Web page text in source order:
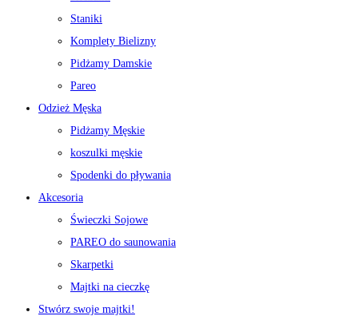
Staniki
Komplety Bielizny
Pidżamy Damskie
Pareo
Odzież Męska
Pidżamy Męskie
koszulki męskie
Spodenki do pływania
Akcesoria
Świeczki Sojowe
PAREO do saunowania
Skarpetki
Majtki na cieczkę
Stwórz swoje majtki!